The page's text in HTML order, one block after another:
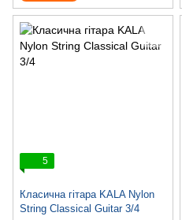
5
Класична гітара KALA Nylon
String Classical Guitar 3/4